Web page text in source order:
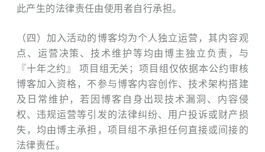
此产生的法律责任由使用者自行承担。
（四）加入活动的博客均为个人独立运营，其内容观
点、运营决策、技术维护等均由博主独立负责，与
『十年之约』 项目组无关；项目组仅依据本公约审核
博客加入资格，不参与博客内容创作、技术架构搭建
及日常维护，若因博客自身出现技术漏洞、内容侵
权、违规运营等引发的法律纠纷、用户投诉或财产损
失，均由博主承担，项目组不承担任何直接或间接的
法律责任。